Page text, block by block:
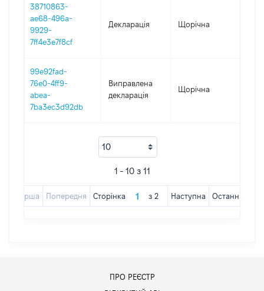
38710863-
ae68-496a-
9929-
7ff4e3e7f8cf
Декларація Щорічна
99e92fad-
76e0-4ff9-
abea-
7ba3ec3d92db
Виправлена
декларація
Щорічна
1 - 10 з 11
Перша Попередня Сторінка з 2 Наступна Остання
ПРО РЕЄСТР